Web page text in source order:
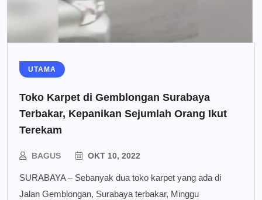
UTAMA
Toko Karpet di Gemblongan Surabaya
Terbakar, Kepanikan Sejumlah Orang Ikut
Terekam
BAGUS OKT 10, 2022
SURABAYA – Sebanyak dua toko karpet yang ada di
Jalan Gemblongan, Surabaya terbakar, Minggu